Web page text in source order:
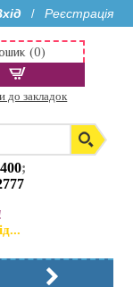
/ Реєстрація
;
(0)
до закладок